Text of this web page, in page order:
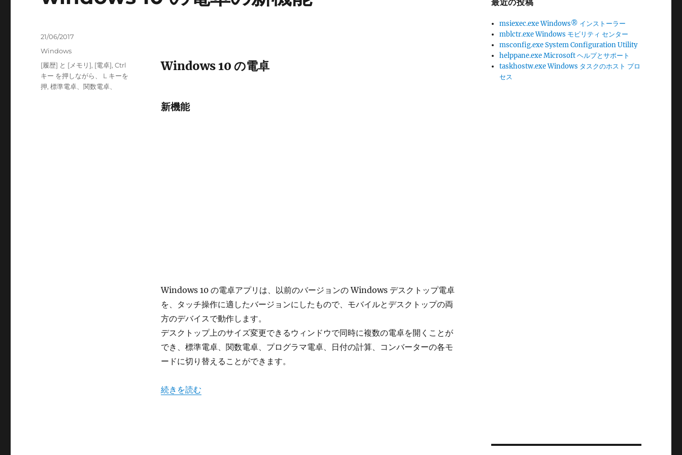
Windows 10 の電卓
新機能
Windows 10 の電卓アプリは、以前のバージョンの Windows デスクトップ電卓
を、タッチ操作に適したバージョンにしたもので、モバイルとデスクトップの両
方のデバイスで動作します。
デスクトップ上のサイズ変更できるウィンドウで同時に複数の電卓を開くことが
でき、標準電卓、関数電卓、プログラマ電卓、日付の計算、コンバーターの各モ
ードに切り替えることができます。
“windows 10 の電卓の新機能” の
続きを読む
投
21/06/2017
カ
テ
ゴ
リ
Windows
タ
グ
[履歴] と [メモリ], [電卓],Ctrl
キー を押しながら、 L キーを
押,標準電卓、関数電卓、
最近の投稿
msiexec.exe Windows® インストーラー
mblctr.exe Windows モビリティ センター
msconfig.exe System Configuration Utility
helppane.exe Microsoft ヘルプとサポート
taskhostw.exe Windows タスクのホスト プロ
セス